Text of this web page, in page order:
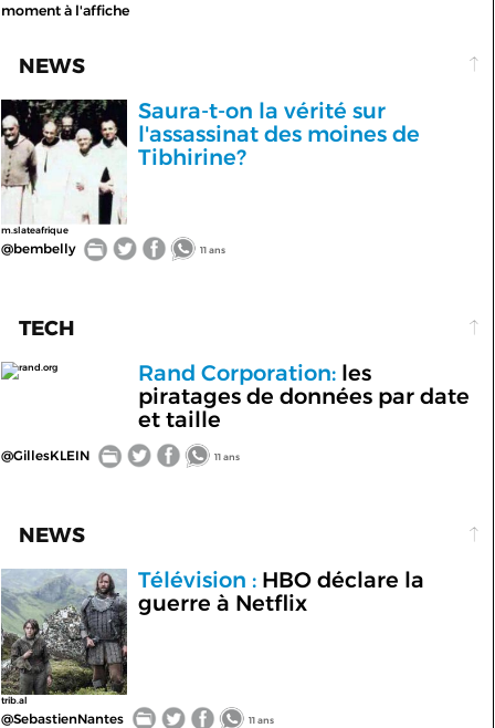
moment à l'affiche
NEWS
m.slateafrique
Saura-t-on la vérité sur
l'assassinat des moines de
Tibhirine?
@bembelly 11 ans
TECH
rand.org Rand Corporation:les
piratages de données par date
et taille
@GillesKLEIN 11 ans
NEWS
trib.al
Télévision :HBO déclare la
guerre à Netflix
@SebastienNantes 11 ans